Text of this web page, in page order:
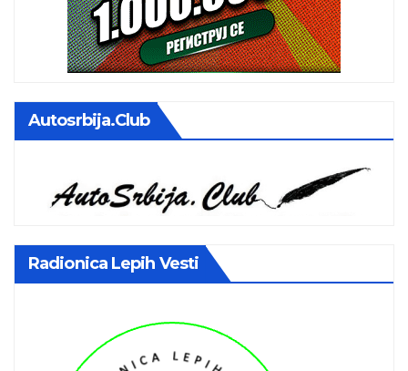
Autosrbija.club
Radionica Lepih Vesti